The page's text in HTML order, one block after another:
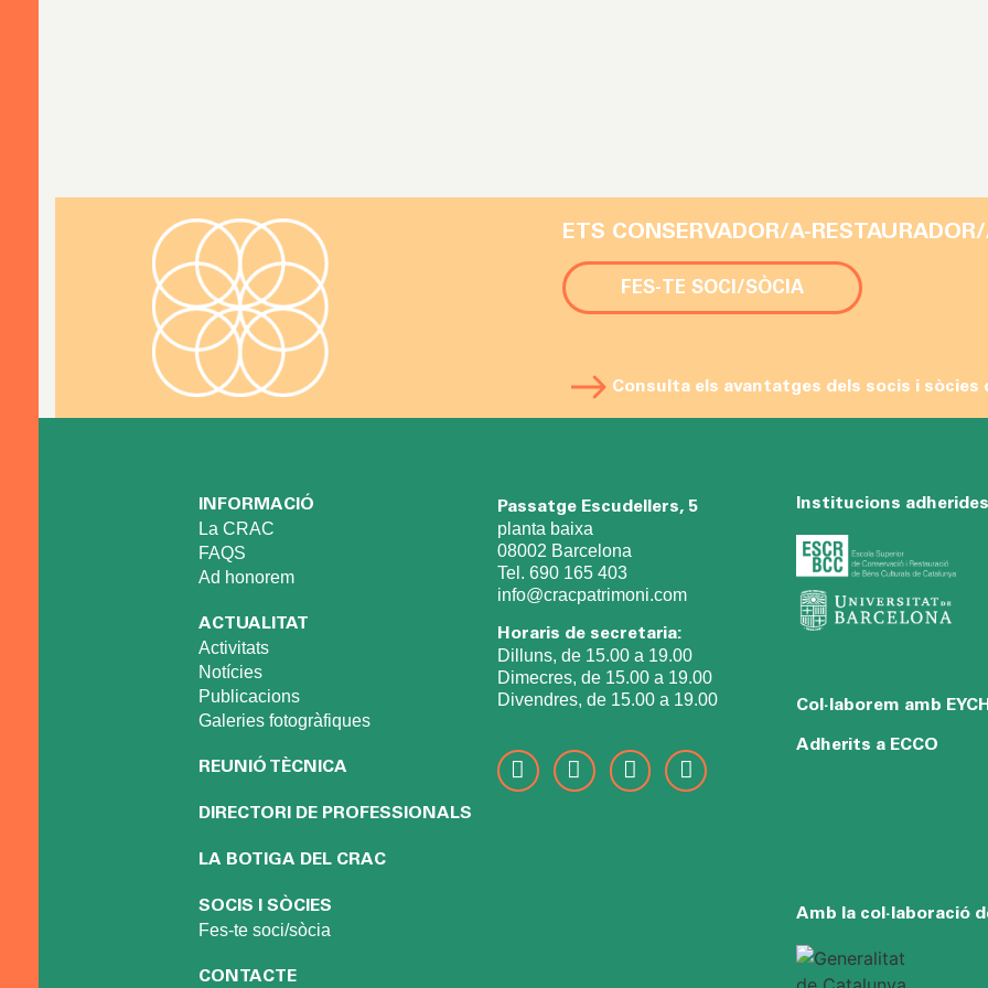
ETS CONSERVADOR/A-
FES-TE SOCI/SÒCIA
Consulta els avantatges dels socis i sòcies
INFORMACIÓ
La CRAC
FAQS
Ad honorem
ACTUALITAT
Activitats
Notícies
Publicacions
Galeries fotogràfiques
REUNIÓ TÈCNICA
DIRECTORI DE PROFESSIONALS
LA BOTIGA DEL CRAC
SOCIS I SÒCIES
Fes-te soci/sòcia
CONTACTE
Passatge Escudellers, 5
planta baixa
08002 Barcelona
Tel. 690 165 403
info@cracpatrimoni.com
Horaris de secretaria:
Dilluns, de 15.00 a 19.00
Dimecres, de 15.00 a 19.00
Divendres, de 15.00 a 19.00
Institucions adherides
Col·laborem amb EYCH
Adherits a ECCO
Amb la col·laboració